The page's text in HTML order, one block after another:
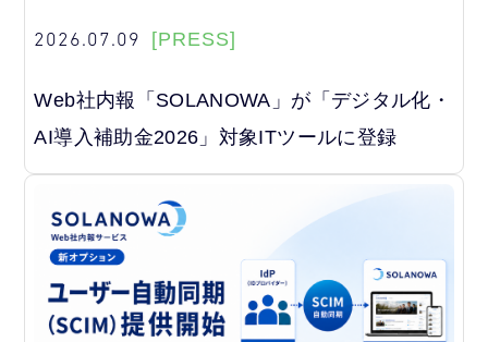
2026.07.09 [PRESS]
Web社内報「SOLANOWA」が「デジタル化・
AI導入補助金2026」対象ITツールに登録